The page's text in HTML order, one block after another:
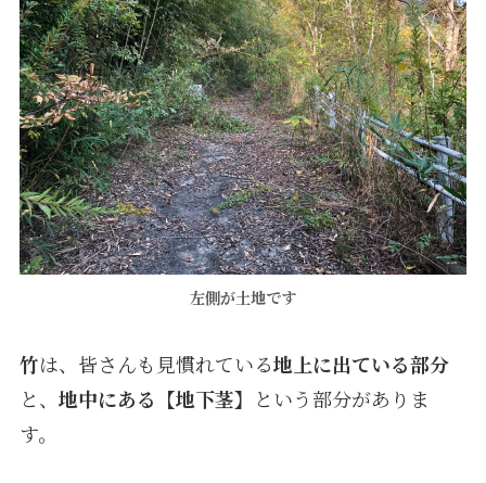
左側が土地です
竹は、皆さんも見慣れている地上に出ている部分
と、 地中にある【地下茎】 という部分がありま
す。